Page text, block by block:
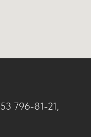
796-81-21,